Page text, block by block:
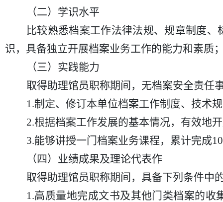
（二）学识水平
比较熟悉档案工作法律法规、规章制度
识，具备独立开展档案业务工作的能力和素质
（三）实践能力
取得助理馆员职称期间，无档案安全责任
1.制定、修订本单位档案工作制度、技术
2.根据档案工作发展的基本情况，有效地
3.能够讲授一门档案业务课程，累计完成
（四）业绩成果及理论代表作
取得助理馆员职称期间，具备下列条件中
1.高质量地完成文书及其他门类档案的